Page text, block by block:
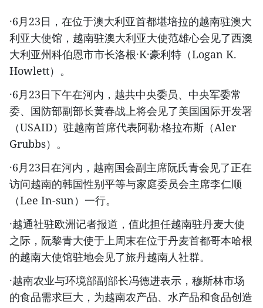
·6月23日，在位于澳大利亚首都堪培拉的越南驻澳大
利亚大使馆，越南驻澳大利亚大使范雄心会见了西澳
大利亚州科伯恩市市长洛根·K·豪利特（Logan K.
Howlett）。
·6月23日下午在河内，越共中央委员、中央军委常
委、国防部副部长黄春战上将会见了美国国际开发署
（USAID）驻越南首席代表阿勒·格拉布斯（Aler
Grubbs）。
·6月23日在河内，越南国会副主席阮氏青会见了正在
访问越南的韩国性别平等与家庭委员会主席李仁顺
（Lee In-sun）一行。
·越通社驻欧洲记者报道，值此担任越南驻丹麦大使
之际，阮黎青大使于上周末在位于丹麦首都哥本哈根
的越南大使馆驻地会见了旅丹越南人社群。
·越南农业与环境部副部长冯德进表示，穆斯林市场
的食品需求巨大，为越南农产品、水产品和食品创造